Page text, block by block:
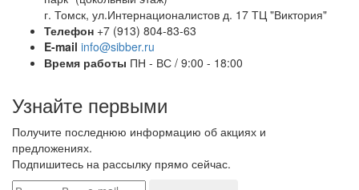
г. Томск, ул.Интернационалистов д. 17 ТЦ "Виктория"
Телефон +7 (913) 804-83-63
E-mail info@sibber.ru
Время работы ПН - ВС / 9:00 - 18:00
Узнайте первыми
Получите последнюю информацию об акциях и
предложениях.
Подпишитесь на рассылку прямо сейчас.